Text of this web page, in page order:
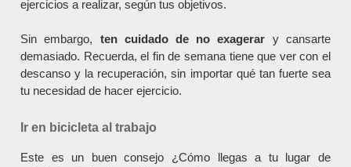
ejercicios a realizar, según tus objetivos.
Sin embargo, ten cuidado de no exagerar y cansarte
demasiado. Recuerda, el fin de semana tiene que ver con el
descanso y la recuperación, sin importar qué tan fuerte sea
tu necesidad de hacer ejercicio.
Ir en bicicleta al trabajo
Este es un buen consejo ¿Cómo llegas a tu lugar de